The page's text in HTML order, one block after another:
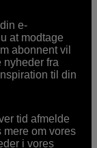
e-
at modtage
abonnent vil
nyheder fra
til din
tid afmelde
om vores
ivores